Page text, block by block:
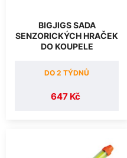
BIGJIGS SADA
SENZORICKÝCH HRAČEK
DO KOUPELE
647 Kč
DO 2 TÝDNŮ